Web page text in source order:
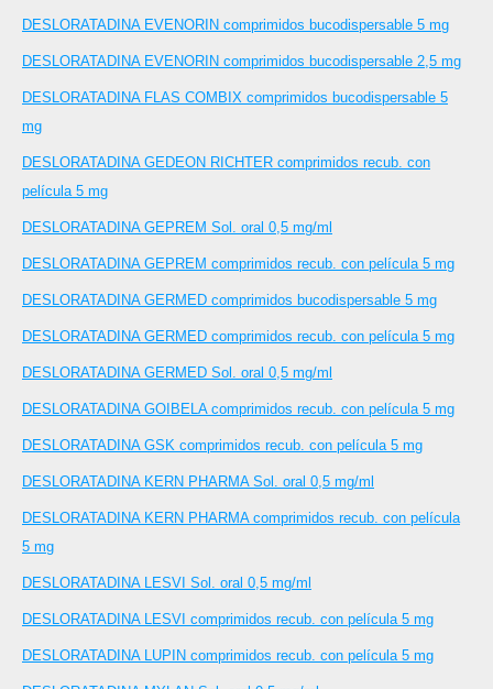
DESLORATADINA EVENORIN comprimidos bucodispersable 5 mg
DESLORATADINA EVENORIN comprimidos bucodispersable 2,5 mg
DESLORATADINA FLAS COMBIX comprimidos bucodispersable 5
mg
DESLORATADINA GEDEON RICHTER comprimidos recub. con
película 5 mg
DESLORATADINA GEPREM Sol. oral 0,5 mg/ml
DESLORATADINA GEPREM comprimidos recub. con película 5 mg
DESLORATADINA GERMED comprimidos bucodispersable 5 mg
DESLORATADINA GERMED comprimidos recub. con película 5 mg
DESLORATADINA GERMED Sol. oral 0,5 mg/ml
DESLORATADINA GOIBELA comprimidos recub. con película 5 mg
DESLORATADINA GSK comprimidos recub. con película 5 mg
DESLORATADINA KERN PHARMA Sol. oral 0,5 mg/ml
DESLORATADINA KERN PHARMA comprimidos recub. con película
5 mg
DESLORATADINA LESVI Sol. oral 0,5 mg/ml
DESLORATADINA LESVI comprimidos recub. con película 5 mg
DESLORATADINA LUPIN comprimidos recub. con película 5 mg